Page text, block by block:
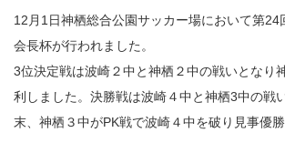
12月1日神栖総合公園サッカー場において第24
会長杯が行われました。
3位決定戦は波崎２中と神栖２中の戦いとなり
利しました。決勝戦は波崎４中と神栖3中の戦
末、神栖３中がPK戦で波崎４中を破り見事優勝